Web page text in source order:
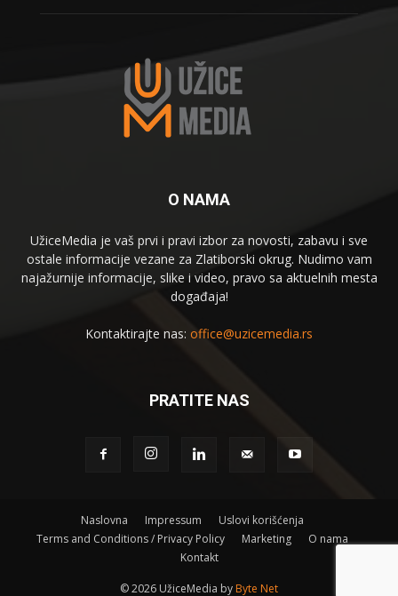
O NAMA
UžiceMedia je vaš prvi i pravi izbor za novosti, zabavu i sve
ostale informacije vezane za Zlatiborski okrug. Nudimo vam
najažurnije informacije, slike i video, pravo sa aktuelnih mesta
događaja!
Kontaktirajte nas: office@uzicemedia.rs
PRATITE NAS
Naslovna Impressum
Uslovi korišćenja
Terms and Conditions / Privacy Policy
Marketing
O nama
Kontakt
©2026 UžiceMedia by Byte Net